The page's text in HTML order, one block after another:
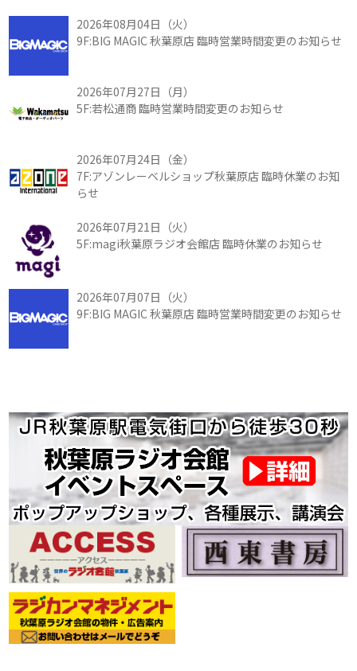
2026年08月04日（火）
9F:BIG MAGIC 秋葉原店 臨時営業時間変更のお知らせ
2026年07月27日（月）
5F:若松通商 臨時営業時間変更のお知らせ
2026年07月24日（金）
7F:アゾンレーベルショップ秋葉原店 臨時休業のお知
らせ
2026年07月21日（火）
5F:magi秋葉原ラジオ会館店 臨時休業のお知らせ
2026年07月07日（火）
9F:BIG MAGIC 秋葉原店 臨時営業時間変更のお知らせ